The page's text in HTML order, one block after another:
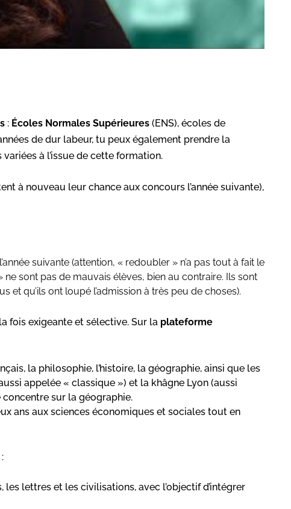
: Écoles Normales Supérieures (ENS), écoles de
de dur labeur, tu peux également prendre la
à l’issue de cette formation.
à nouveau leur chance aux concours l’année suivante),
suivante (attention, « redoubler » n’a pas tout à fait le
sont pas de mauvais élèves, bien au contraire. Ils sont
qu’ils ont loupé l’admission à très peu de choses).
fois exigeante et sélective. Sur la plateforme
la philosophie, l’histoire, la géographie, ainsi que les
appelée « classique ») et la khâgne Lyon (aussi
concentre sur la géographie.
ans aux sciences économiques et sociales tout en
lettres et les civilisations, avec l’objectif d’intégrer